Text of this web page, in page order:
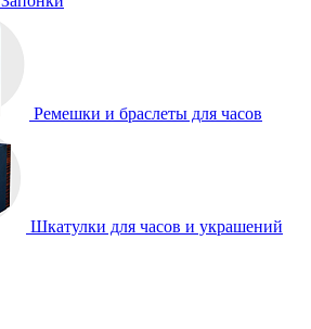
Ремешки и браслеты для часов
Шкатулки для часов и украшений